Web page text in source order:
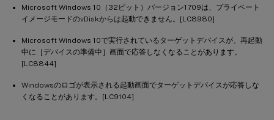
Microsoft Windows 10（32ビット）バージョン1709は、プライベート
イメージモードのvDiskからは起動できません。[LC8980]
Microsoft Windows 10で実行されているターゲットデバイスが、再起動
中に［デバイスの準備中］画面で応答しなくなることがあります。
[LC8844]
Windowsのロゴが表示される起動画面でターゲットデバイスが応答しな
くなることがあります。[LC9104]